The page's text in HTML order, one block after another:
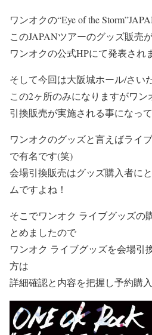
ワンオクの“Eye of the
このJAPANツアーのグッズ販売
ワンオクの公式HPにて発表され
そして今回は大阪城ホール/さい
この2ヶ所のみになりますがワン
引換販売が実施される事になっ
ワンオクのグッズと言えばライ
で有名です(笑)
会場引換販売はグッズ購入者に
ムですよね！
そこでワンオク ライブグッズの
とめましたので
ワンオク ライブグッズを会場引
方は
詳細確認と内容を把握し予約購